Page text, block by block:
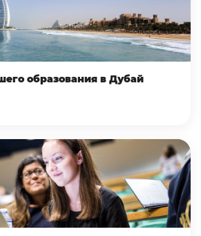
образования в Дубай